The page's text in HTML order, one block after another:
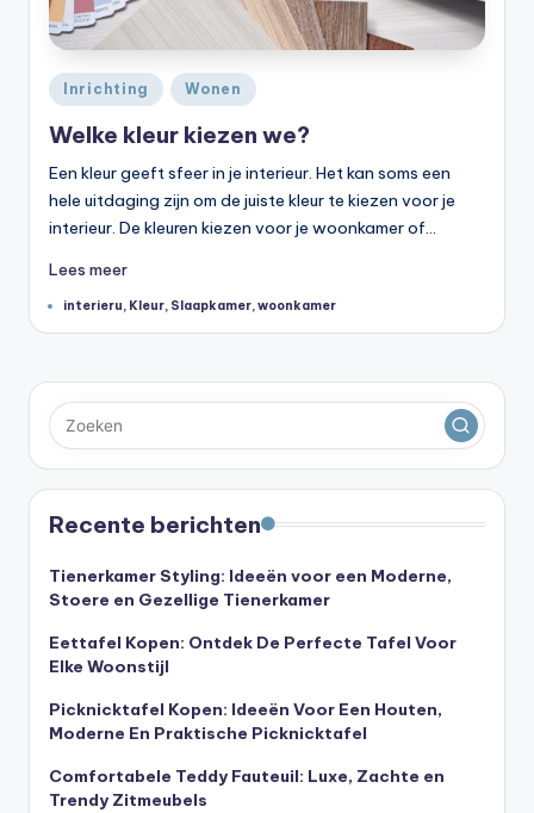
Geplaatst
in
Inrichting Wonen
Welke kleur kiezen we?
Een kleur geeft sfeer in je interieur. Het kan soms een
hele uitdaging zijn om de juiste kleur te kiezen voor je
interieur. De kleuren kiezen voor je woonkamer of…
Lees meer
Tags:interieru, Kleur, Slaapkamer,woonkamer
Recente berichten
Tienerkamer Styling: Ideeën voor een Moderne,
Stoere en Gezellige Tienerkamer
Eettafel Kopen: Ontdek De Perfecte Tafel Voor
Elke Woonstijl
Picknicktafel Kopen: Ideeën Voor Een Houten,
Moderne En Praktische Picknicktafel
Comfortabele Teddy Fauteuil: Luxe, Zachte en
Trendy Zitmeubels